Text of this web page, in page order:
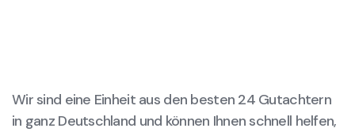
Wir sind eine Einheit aus den besten 24 Gutachtern
in ganz Deutschland und können Ihnen schnell helfen,